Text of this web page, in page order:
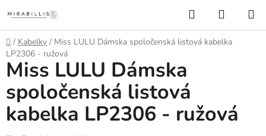
na
obsah
Hľadať
KOŠÍK
Domov
/ Kabelky / Miss LULU Dámska spoločenská listová kabelka
LP2306 - ružová
Miss LULU Dámska
spoločenská listová
kabelka LP2306 - ružová